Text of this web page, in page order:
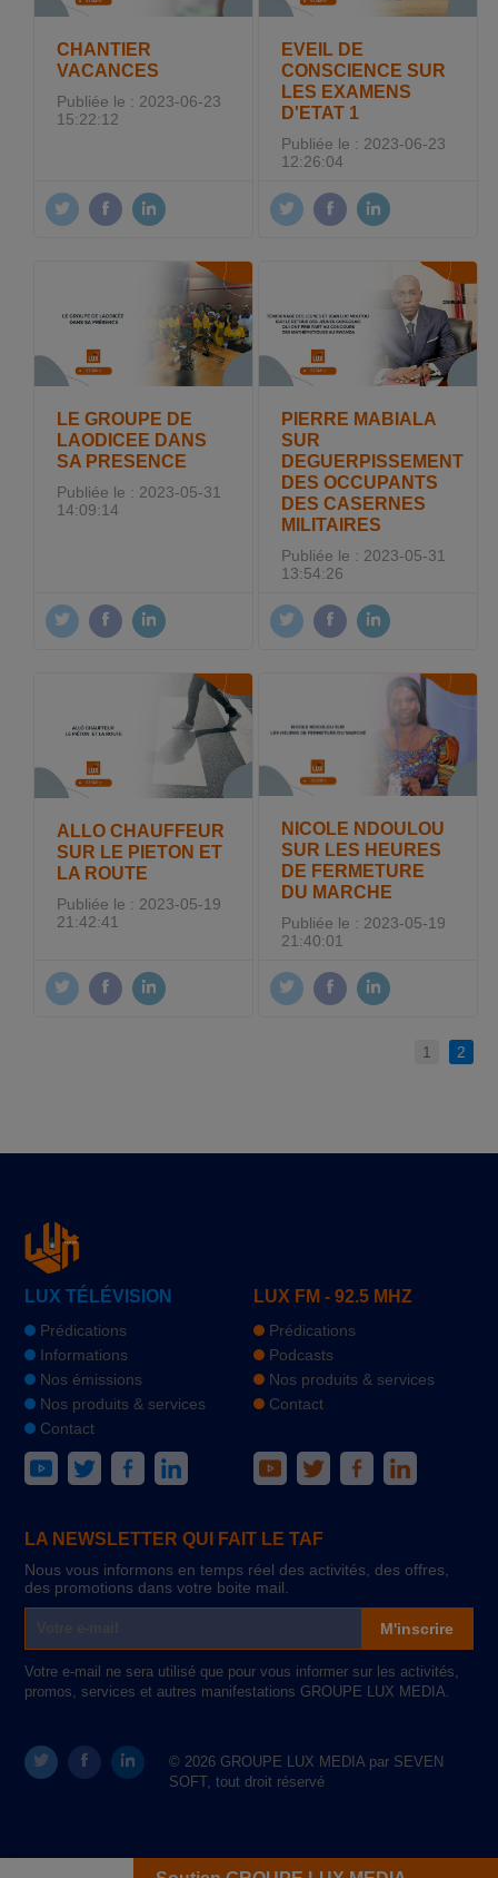
CHANTIER
VACANCES
Publiée le : 2023-06-23
15:22:12
EVEIL DE
CONSCIENCE SUR
LES EXAMENS
D'ETAT 1
Publiée le : 2023-06-23
12:26:04
LE GROUPE DE
LAODICEE DANS
SA PRESENCE
Publiée le : 2023-05-31
14:09:14
PIERRE MABIALA
SUR
DEGUERPISSEMENT
DES OCCUPANTS
DES CASERNES
MILITAIRES
Publiée le : 2023-05-31
13:54:26
ALLO CHAUFFEUR
SUR LE PIETON ET
LA ROUTE
Publiée le : 2023-05-19
21:42:41
NICOLE NDOULOU
SUR LES HEURES
DE FERMETURE
DU MARCHE
Publiée le : 2023-05-19
21:40:01
1 2
LUX TÉLÉVISION
Prédications
Informations
Nos émissions
Nos produits & services
Contact
LUX FM - 92.5 MHZ
Prédications
Podcasts
Nos produits & services
Contact
LA NEWSLETTER QUI FAIT LE TAF
Nous vous informons en temps réel des activités, des offres,
des promotions dans votre boite mail.
M'inscrire
Votre e-mail ne sera utilisé que pour vous informer sur les activités,
promos, services et autres manifestations GROUPE LUX MEDIA.
© 2026 GROUPE LUX MEDIA par SEVEN
SOFT, tout droit réservé